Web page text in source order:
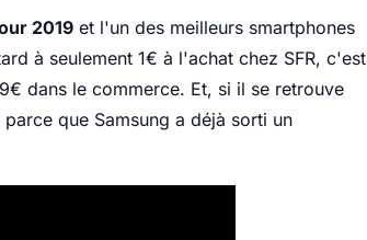
2019 et l'un des meilleurs smartphones
à seulement 1€ à l'achat chez SFR, c'est
dans le commerce. Et, si il se retrouve
que Samsung a déjà sorti un